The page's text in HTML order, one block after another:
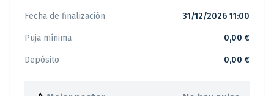
Fecha de finalización 31/12/2026 11:00
Puja mínima 0,00 €
Depósito 0,00 €